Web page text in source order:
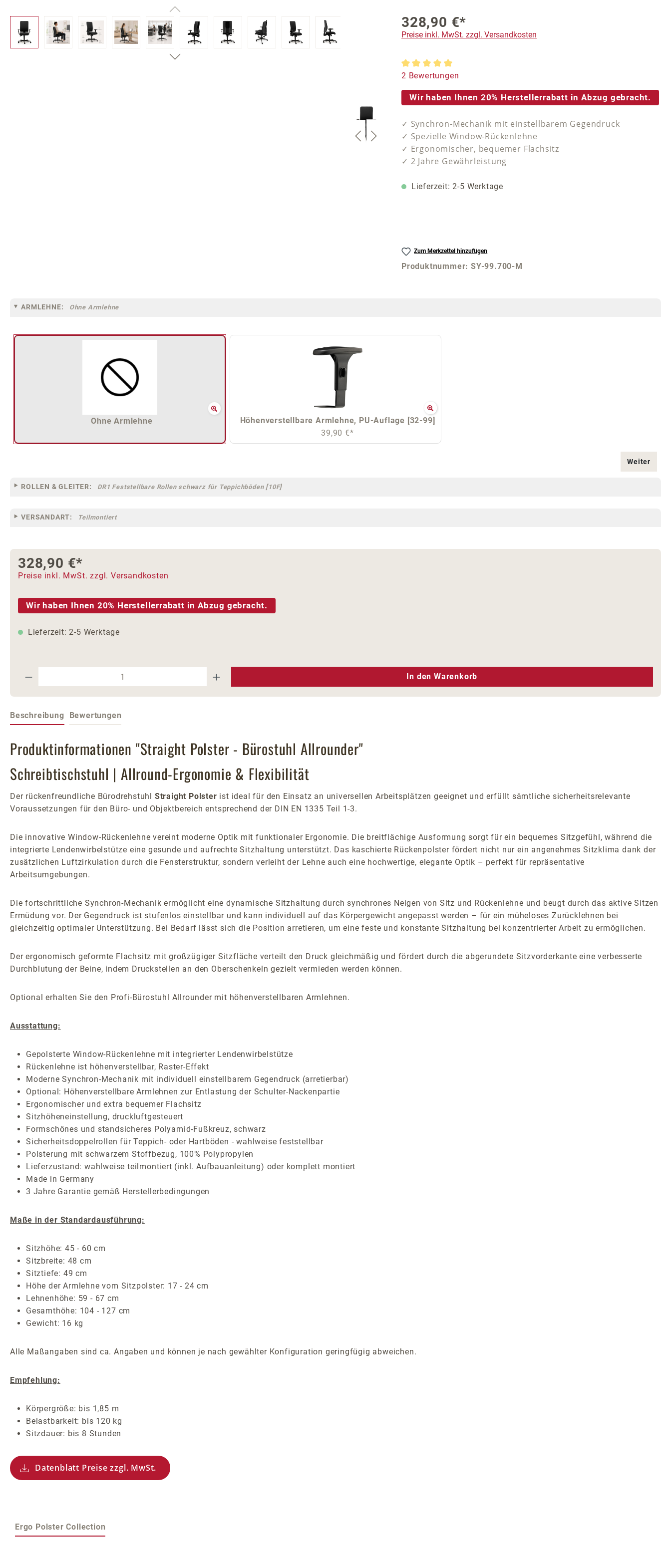
Bildergalerie überspringen 328,90 €*
Preise inkl. MwSt. zzgl. Versandkosten
Durchschnittliche Bewertung von 5 von 5 Sternen
2 Bewertungen
Wir haben Ihnen 20% Herstellerrabatt in Abzug gebracht.
✓ Synchron-Mechanik mit einstellbarem Gegendruck
✓ Spezielle Window-Rückenlehne
✓ Ergonomischer, bequemer Flachsitz
✓ 2 Jahre Gewährleistung
Lieferzeit: 2-5 Werktage
Zum Merkzettel hinzufügen
Produktnummer:SY-99.700-M
ARMLEHNE: Ohne Armlehne
Ohne Armlehne
Höhenverstellbare Armlehne, PU-Auflage [32-99]
39,90 €*
Weiter
ROLLEN & GLEITER: DR1 Feststellbare Rollen schwarz für Teppichböden [10F]
VERSANDART: Teilmontiert
328,90 €*
Preise inkl. MwSt. zzgl. Versandkosten
Wir haben Ihnen 20% Herstellerrabatt in Abzug gebracht.
Lieferzeit: 2-5 Werktage
Produkt Anzahl: Gib den gewünschten Wert ein oder benutze die Schaltflächen um die Anzahl zu erhöhen oder zu
In den Warenkorb
Beschreibung Bewertungen
Produktinformationen "Straight Polster - Bürostuhl Allrounder"
Schreibtischstuhl | Allround-Ergonomie & Flexibilität
Der rückenfreundliche Bürodrehstuhl Straight Polster ist ideal für den Einsatz an universellen Arbeitsplätzen geeignet und erfüllt sämtliche sicherheitsrelevante
Voraussetzungen für den Büro- und Objektbereich entsprechend der DIN EN 1335 Teil 1-3.
Die innovative Window-Rückenlehne vereint moderne Optik mit funktionaler Ergonomie. Die breitflächige Ausformung sorgt für ein bequemes Sitzgefühl, während die
integrierte Lendenwirbelstütze eine gesunde und aufrechte Sitzhaltung unterstützt. Das kaschierte Rückenpolster fördert nicht nur ein angenehmes Sitzklima dank der
zusätzlichen Luftzirkulation durch die Fensterstruktur, sondern verleiht der Lehne auch eine hochwertige, elegante Optik – perfekt für repräsentative
Arbeitsumgebungen.
Die fortschrittliche Synchron-Mechanik ermöglicht eine dynamische Sitzhaltung durch synchrones Neigen von Sitz und Rückenlehne und beugt durch das aktive Sitzen
Ermüdung vor. Der Gegendruck ist stufenlos einstellbar und kann individuell auf das Körpergewicht angepasst werden – für ein müheloses Zurücklehnen bei
gleichzeitig optimaler Unterstützung. Bei Bedarf lässt sich die Position arretieren, um eine feste und konstante Sitzhaltung bei konzentrierter Arbeit zu ermöglichen.
Der ergonomisch geformte Flachsitz mit großzügiger Sitzfläche verteilt den Druck gleichmäßig und fördert durch die abgerundete Sitzvorderkante eine verbesserte
Durchblutung der Beine, indem Druckstellen an den Oberschenkeln gezielt vermieden werden können.
Optional erhalten Sie den Profi-Bürostuhl Allrounder mit höhenverstellbaren Armlehnen.
Ausstattung:
Gepolsterte Window-Rückenlehne mit integrierter Lendenwirbelstütze
Rückenlehne ist höhenverstellbar, Raster-Effekt
Moderne Synchron-Mechanik mit individuell einstellbarem Gegendruck (arretierbar)
Optional: Höhenverstellbare Armlehnen zur Entlastung der Schulter-Nackenpartie
Ergonomischer und extra bequemer Flachsitz
Sitzhöheneinstellung, druckluftgesteuert
Formschönes und standsicheres Polyamid-Fußkreuz, schwarz
Sicherheitsdoppelrollen für Teppich- oder Hartböden - wahlweise feststellbar
Polsterung mit schwarzem Stoffbezug, 100% Polypropylen
Lieferzustand: wahlweise teilmontiert (inkl. Aufbauanleitung) oder komplett montiert
Made in Germany
3 Jahre Garantie gemäß Herstellerbedingungen
Maße in der Standardausführung:
Sitzhöhe: 45 - 60 cm
Sitzbreite: 48 cm
Sitztiefe: 49 cm
Höhe der Armlehne vom Sitzpolster: 17 - 24 cm
Lehnenhöhe: 59 - 67 cm
Gesamthöhe: 104 - 127 cm
Gewicht: 16 kg
Alle Maßangaben sind ca. Angaben und können je nach gewählter Konfiguration geringfügig abweichen.
Empfehlung:
Körpergröße: bis 1,85 m
Belastbarkeit: bis 120 kg
Sitzdauer: bis 8 Stunden
Datenblatt Preise zzgl. MwSt.
Ergo Polster Collection